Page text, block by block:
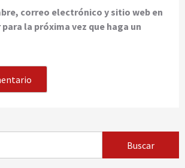
correo electrónico y sitio web en
la próxima vez que haga un